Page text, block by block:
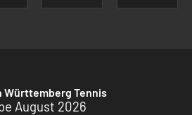
Württemberg Tennis
August 2026